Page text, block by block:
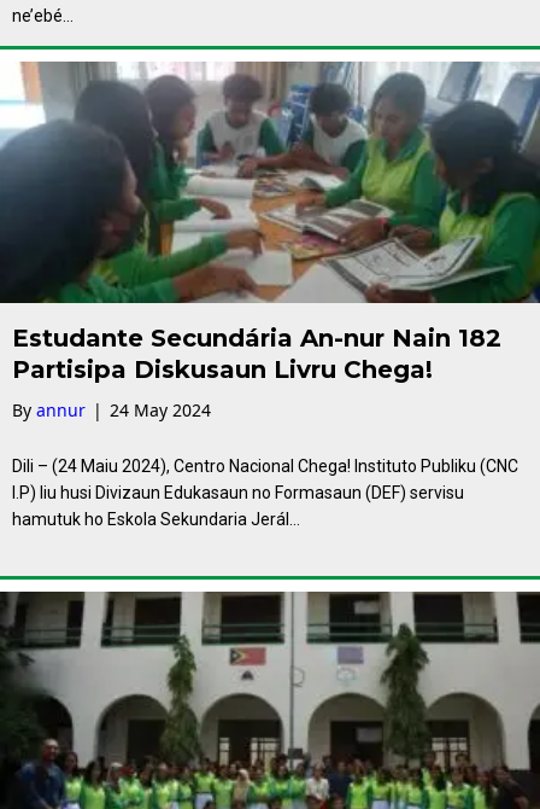
ne’ebé…
Estudante Secundária An-nur Nain 182
Partisipa Diskusaun Livru Chega!
By annur | 24 May 2024
Dili – (24 Maiu 2024), Centro Nacional Chega! Instituto Publiku (CNC
I.P) liu husi Divizaun Edukasaun no Formasaun (DEF) servisu
hamutuk ho Eskola Sekundaria Jerál…